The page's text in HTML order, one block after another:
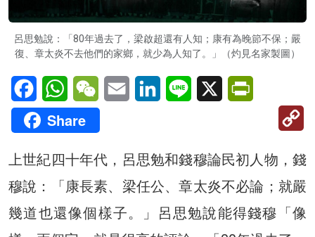
呂思勉說：「80年過去了，梁啟超還有人知；康有為晚節不保；嚴
復、章太炎不去他們的家鄉，就少為人知了。」（灼見名家製圖）
FacebookWhatsAppWeChatEmail LinkedInLine X
Share
上世紀四十年代，呂思勉和錢穆論民初人物，錢
穆說：「康長素、梁任公、章太炎不必論；就嚴
幾道也還像個樣子。」呂思勉說能得錢穆「像